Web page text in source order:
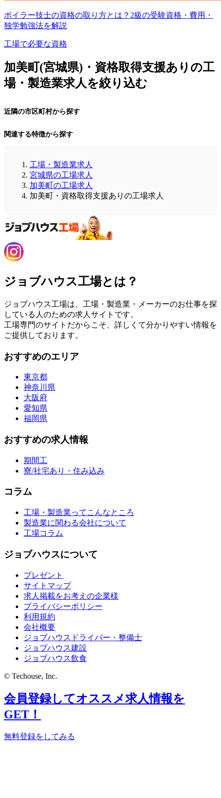
ボイラー技士の資格の取り方とは？2級の受験資格・費用・
独学勉強法を解説
工場で必要な資格
加美町(宮城県)・資格取得支援ありの工
場・製造業求人を絞り込む
近隣の市区町村から探す
関連する特徴から探す
工場・製造業求人
宮城県の工場求人
加美町の工場求人
加美町・資格取得支援ありの工場求人
ジョブハウス工場とは？
ジョブハウス工場は、工場・製造業・メーカーのお仕事を探
している人のための求人サイトです。
工場専門のサイトだからこそ、詳しくて分かりやすい情報を
ご提供しております。
おすすめのエリア
東京都
神奈川県
大阪府
愛知県
福岡県
おすすめの求人情報
期間工
寮/社宅あり・住み込み
コラム
工場・製造業ってこんなところ
製造業に関わる会社について
工場コラム
ジョブハウスについて
プレゼント
サイトマップ
求人掲載をお考えの企業様
プライバシーポリシー
利用規約
会社概要
ジョブハウスドライバー・整備士
ジョブハウス建設
ジョブハウス飲食
© Techouse, Inc.
会員登録してオススメ求人情報を
GET！
無料登録をしてみる